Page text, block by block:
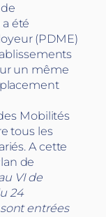
été
(PDME)
un même
Mobilités
tous les
A cette
de
VI de
24
entrées